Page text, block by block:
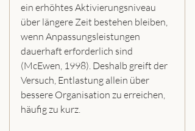
ein erhöhtes Aktivierungsniveau
über längere Zeit bestehen bleiben,
wenn Anpassungsleistungen
dauerhaft erforderlich sind
(McEwen, 1998). Deshalb greift der
Versuch, Entlastung allein über
bessere Organisation zu erreichen,
häufig zu kurz.